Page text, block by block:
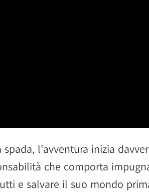
l'avventura inizia
che comporta
e salvare il suo mondo